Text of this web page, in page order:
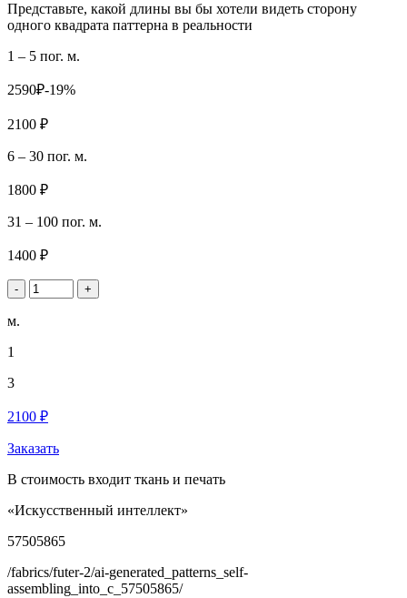
Представьте, какой длины вы бы хотели видеть сторону
одного квадрата паттерна в реальности
1 – 5 пог. м.
2590₽-19%
2100 ₽
6 – 30 пог. м.
1800 ₽
31 – 100 пог. м.
1400 ₽
- +
м.
1
3
2100 ₽
Заказать
В стоимость входит ткань и печать
«Искусственный интеллект»
57505865
/fabrics/futer-2/ai-generated_patterns_self-
assembling_into_c_57505865/